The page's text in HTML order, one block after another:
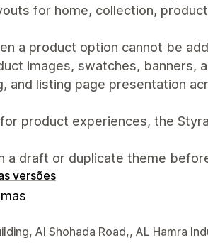
for home, collection,
a product option cannot be
images, swatches, banners,
and listing page presentation
product experiences, the
a draft or duplicate theme
versões
designer
Al Shohada Road,, AL Hamra